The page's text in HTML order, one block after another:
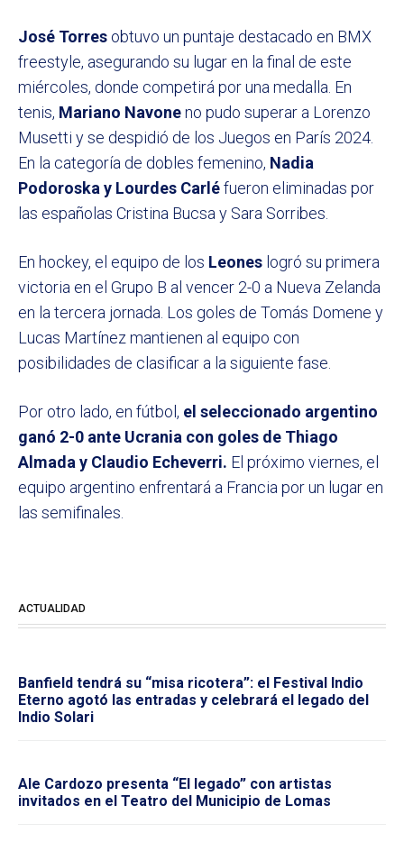
José Torres obtuvo un puntaje destacado en BMX
freestyle, asegurando su lugar en la final de este
miércoles, donde competirá por una medalla. En
tenis, Mariano Navoneno pudo superar a Lorenzo
Musetti y se despidió de los Juegos en París 2024.
En la categoría de dobles femenino, Nadia
Podoroska y Lourdes Carléfueron eliminadas por
las españolas Cristina Bucsa y Sara Sorribes.
En hockey, el equipo de los Leones logró su primera
victoria en el Grupo B al vencer 2-0 a Nueva Zelanda
en la tercera jornada. Los goles de Tomás Domene y
Lucas Martínez mantienen al equipo con
posibilidades de clasificar a la siguiente fase.
Por otro lado, en fútbol, el seleccionado argentino
ganó 2-0 ante Ucrania con goles de Thiago
Almada y Claudio Echeverri. El próximo viernes, el
equipo argentino enfrentará a Francia por un lugar en
las semifinales.
ACTUALIDAD
Banfield tendrá su “misa ricotera”: el Festival Indio
Eterno agotó las entradas y celebrará el legado del
Indio Solari
Ale Cardozo presenta “El legado” con artistas
invitados en el Teatro del Municipio de Lomas